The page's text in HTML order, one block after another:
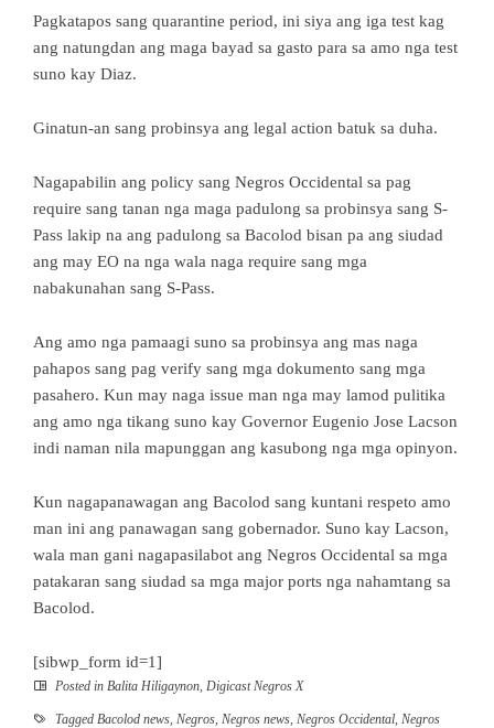
Pagkatapos sang quarantine period, ini siya ang iga test kag
ang natungdan ang maga bayad sa gasto para sa amo nga test
suno kay Diaz.
Ginatun-an sang probinsya ang legal action batuk sa duha.
Nagapabilin ang policy sang Negros Occidental sa pag
require sang tanan nga maga padulong sa probinsya sang S-
Pass lakip na ang padulong sa Bacolod bisan pa ang siudad
ang may EO na nga wala naga require sang mga
nabakunahan sang S-Pass.
Ang amo nga pamaagi suno sa probinsya ang mas naga
pahapos sang pag verify sang mga dokumento sang mga
pasahero. Kun may naga issue man nga may lamod pulitika
ang amo nga tikang suno kay Governor Eugenio Jose Lacson
indi naman nila mapunggan ang kasubong nga mga opinyon.
Kun nagapanawagan ang Bacolod sang kuntani respeto amo
man ini ang panawagan sang gobernador. Suno kay Lacson,
wala man gani nagapasilabot ang Negros Occidental sa mga
patakaran sang siudad sa mga major ports nga nahamtang sa
Bacolod.
[sibwp_form id=1]
Posted in Balita Hiligaynon Digicast Negros X
Tagged Bacolod news Negros Negros news Negros Occidental Negros